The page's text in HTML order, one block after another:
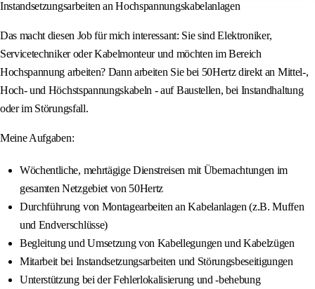
Instandsetzungsarbeiten an Hochspannungskabelanlagen
Das macht diesen Job für mich interessant: Sie sind Elektroniker,
Servicetechniker oder Kabelmonteur und möchten im Bereich
Hochspannung arbeiten? Dann arbeiten Sie bei 50Hertz direkt an Mittel-,
Hoch- und Höchstspannungskabeln - auf Baustellen, bei Instandhaltung
oder im Störungsfall.
Meine Aufgaben:
Wöchentliche, mehrtägige Dienstreisen mit Übernachtungen im
gesamten Netzgebiet von 50Hertz
Durchführung von Montagearbeiten an Kabelanlagen (z.B. Muffen
und Endverschlüsse)
Begleitung und Umsetzung von Kabellegungen und Kabelzügen
Mitarbeit bei Instandsetzungsarbeiten und Störungsbeseitigungen
Unterstützung bei der Fehlerlokalisierung und -behebung